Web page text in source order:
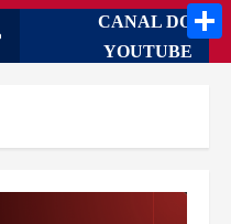
CANAL DO
YOUTUBE